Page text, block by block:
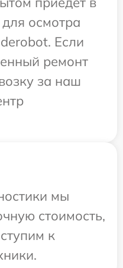
осмотра
Если
ремонт
за наш
мы
стоимость,
к